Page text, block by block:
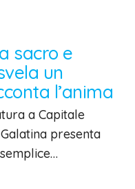
sacro e
un
l’anima
a Capitale
presenta